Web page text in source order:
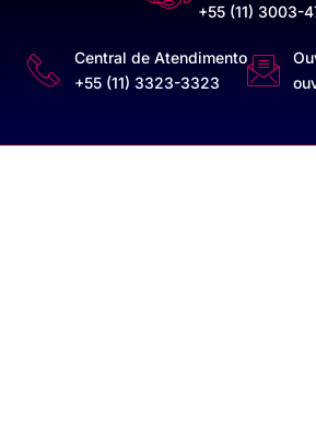
+55 (11) 3003-
Central de Atendimento
+55 (11) 3323-3323